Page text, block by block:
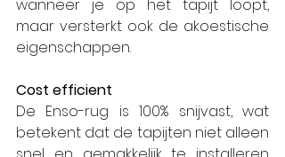
wanneer je op het tapijt loopt,
maar versterkt ook de akoestische
eigenschappen.
Cost efficient
De Enso-rug is 100% snijvast, wat
betekent dat de tapijten niet alleen